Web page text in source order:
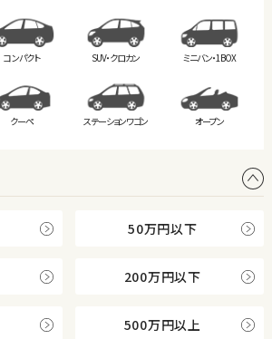
コンパクト SUV・クロカン ミニバン・1BOX
クーペ ステーションワゴン オープン
50万円以下
200万円以下
500万円以上